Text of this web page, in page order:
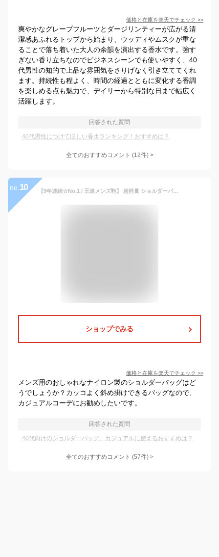
価格と在庫を楽天でチェック >>
爽やかなグレープフルーツとダージリンティーが広がる清
潔感あふれるトップから始まり、ウッディやムスクが重な
ることで落ち着いた大人の余韻を演出する香水です。強す
ぎない香り立ちなのでビジネスシーンでも使いやすく、40
代男性の知的で上品な雰囲気をさりげなく引き立ててくれ
ます。持続性も程よく、時間の経過とともに変化する香調
を楽しめる点も魅力で、デイリーから特別な日まで幅広く
活躍します。
回答された質問
40代男性につけてほしい香水ランキング！おすすめは？
全てのおすすめコメント (12件) >
no. 10 【9年連続☆No.1 / 王道メンズ鞄】 超軽量 ショルダーバッグ ナイロン 8ポケット 撥水 スキミング 防止 軽い 斜めがけ バッグ サコッシュ ウエストバッグ メンズ レディース 小型 収納 ボディバッグ 人気 カバン ブランド アウトドア 旅行 散歩 トラベル ビジネス / SHB1
ショップでみる
価格と在庫を楽天でチェック >>
メンズ用のおしゃれなナイロン製のショルダーバッグはど
うでしょうか？カッコよく斜め掛けできるバッグなので、
カジュアルコーデにお勧めしたいです。
回答された質問
40代向けのショルダーバッグ、カジュアルに使えるおすすめは？
全てのおすすめコメント (57件) >